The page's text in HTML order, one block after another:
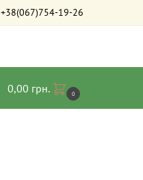
+38(067)754-19-26
0,00 грн. 0